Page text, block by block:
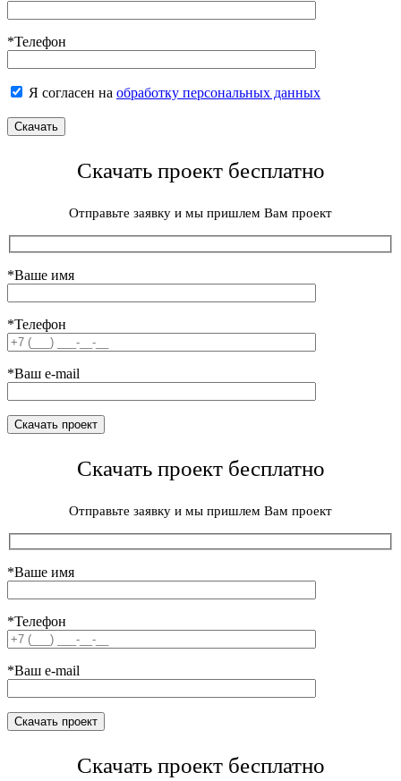
*Телефон
Я согласен на обработку персональных данных
Скачать проект бесплатно
Отправьте заявку и мы пришлем Вам проект
*Ваше имя
*Телефон
*Ваш e-mail
Скачать проект бесплатно
Отправьте заявку и мы пришлем Вам проект
*Ваше имя
*Телефон
*Ваш e-mail
Скачать проект бесплатно